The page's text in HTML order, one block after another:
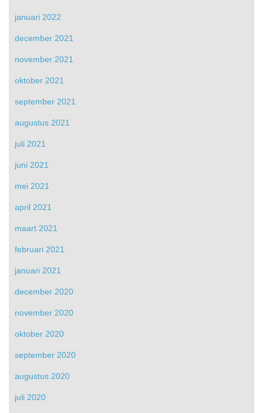
januari 2022
december 2021
november 2021
oktober 2021
september 2021
augustus 2021
juli 2021
juni 2021
mei 2021
april 2021
maart 2021
februari 2021
januari 2021
december 2020
november 2020
oktober 2020
september 2020
augustus 2020
juli 2020